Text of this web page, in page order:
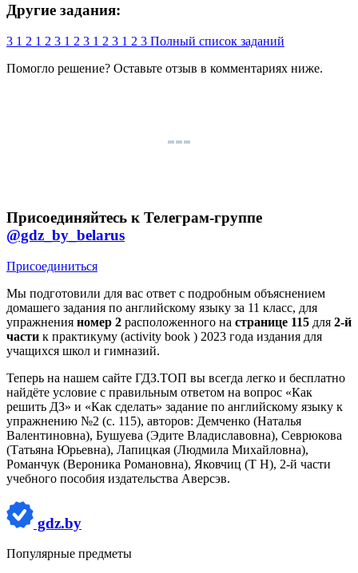
Другие задания:
3 1 2 1 2 3 1 2 3 1 2 3 1 2 3 Полный список заданий
Помогло решение? Оставьте отзыв в комментариях ниже.
Присоединяйтесь к Телеграм-группе
@gdz_by_belarus
Присоединиться
Мы подготовили для вас ответ c подробным объяснением
домашего задания по английскому языку за 11 класс, для
упражнения номер 2 расположенного на странице 115 для 2-й
части к практикуму (activity book ) 2023 года издания для
учащихся школ и гимназий.
Теперь на нашем сайте ГДЗ.ТОП вы всегда легко и бесплатно
найдёте условие с правильным ответом на вопрос «Как
решить ДЗ» и «Как сделать» задание по английскому языку к
упражнению №2 (с. 115), авторов: Демченко (Наталья
Валентиновна), Бушуева (Эдите Владиславовна), Севрюкова
(Татьяна Юрьевна), Лапицкая (Людмила Михайловна),
Романчук (Вероника Романовна), Яковчиц (Т Н), 2-й части
учебного пособия издательства Аверсэв.
gdz.by
Популярные предметы